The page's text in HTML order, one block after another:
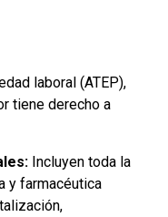
laboral (ATEP),
tiene derecho a
Incluyen toda la
y farmacéutica